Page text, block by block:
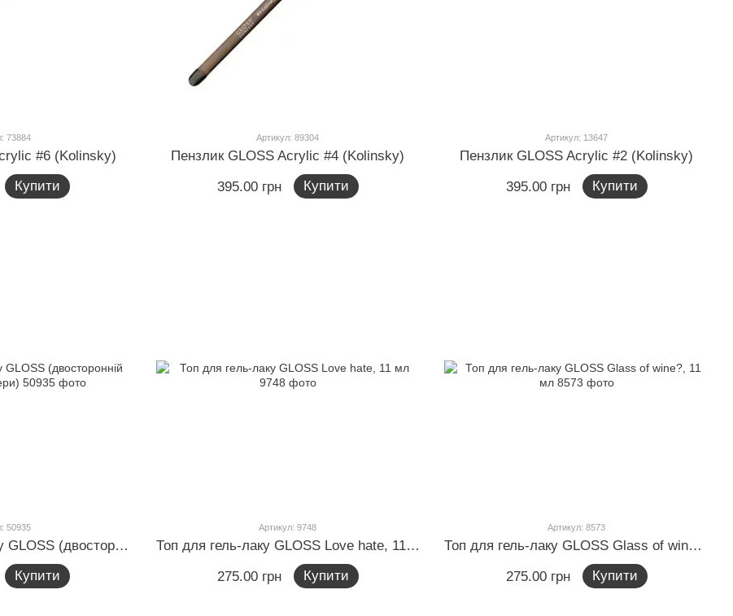
73884
#6 (Kolinsky)
Купити
Артикул: 89304
Пензлик GLOSS Acrylic #4 (Kolinsky)
395.00 грн
Купити
Артикул: 13647
Пензлик GLOSS Acrylic #2 (Kolinsky)
395.00 грн
Купити
50935
Штамп для стемпінгу GLOSS (двосторонній штамп і 2 скрапери)
Купити
Артикул: 9748
Топ для гель-лаку GLOSS Love hate, 11 мл
275.00 грн
Купити
Артикул: 8573
Топ для гель-лаку GLOSS Glass of wine?, 11 мл
275.00 грн
Купити